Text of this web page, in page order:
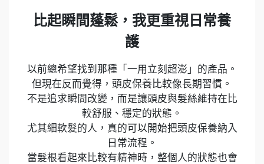
比起瞬間蓬鬆，我更重視日常養
護
以前總希望找到那種「一用立刻超澎」的產品。
但現在反而覺得，頭皮保養比較像長期習慣。
不是追求瞬間改變，而是讓頭皮與髮絲維持在比
較舒服、穩定的狀態。
尤其細軟髮的人，真的可以開始把頭皮保養納入
日常流程。
當髮根看起來比較有精神時，整個人的狀態也會